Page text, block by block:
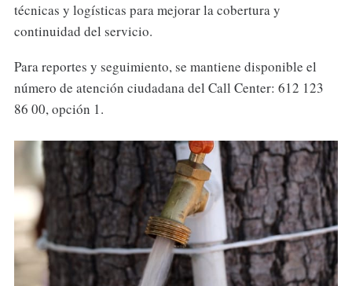
técnicas y logísticas para mejorar la cobertura y
continuidad del servicio.
Para reportes y seguimiento, se mantiene disponible el
número de atención ciudadana del Call Center: 612 123
86 00, opción 1.